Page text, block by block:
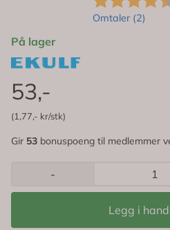
Omtaler (2)
På lager
53,-
(1,77,- kr/stk)
Gir 53 bonuspoeng til medlemmer
-
Legg i